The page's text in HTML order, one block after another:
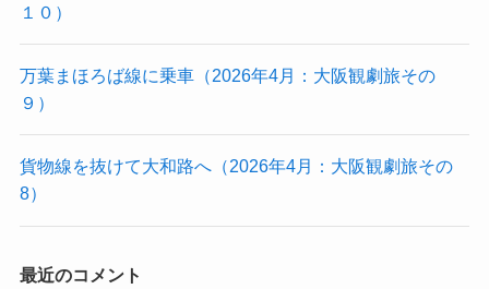
１０）
万葉まほろば線に乗車（2026年4月：大阪観劇旅その
９）
貨物線を抜けて大和路へ（2026年4月：大阪観劇旅その
8）
最近のコメント